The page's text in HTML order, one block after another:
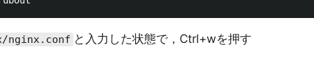
nginx.conf と入力した状態で，Ctrl+wを押す